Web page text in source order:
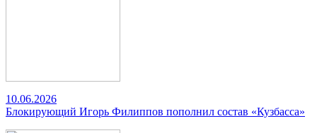
10.06.2026
Блокирующий Игорь Филиппов пополнил состав «Кузбасса»